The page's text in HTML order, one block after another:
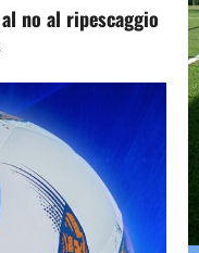
no al ripescaggio